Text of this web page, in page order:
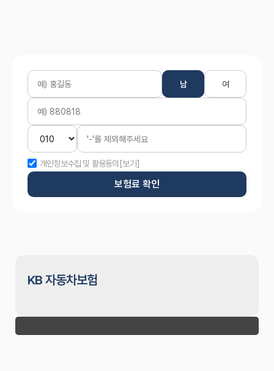
남 여
개인정보수집 및 활용동의 [보기]
보험료 확인
KB 자동차보험